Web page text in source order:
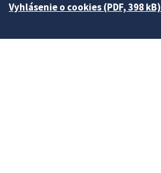
Vyhlásenie o cookies (PDF, 398 kB)